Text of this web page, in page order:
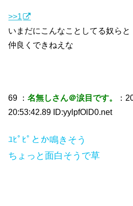
>>1
いまだにこんなことしてる奴らと
仲良くできねえな
69 ：名無しさん＠涙目です。
：
20:53:42.89 ID:yylpfOlD0.net
ﾕﾋﾟﾋﾟとか鳴きそう
ちょっと面白そうで草